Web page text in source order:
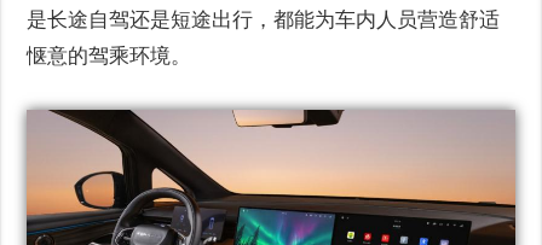
是长途自驾还是短途出行，都能为车内人员营造舒适
惬意的驾乘环境。